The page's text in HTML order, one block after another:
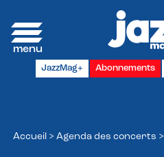
JazzMag+ Abonnements
Accueil > Agenda des concerts >